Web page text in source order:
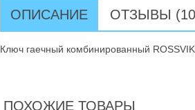
ОПИСАНИЕ ОТЗЫВЫ
Ключ гаечный комбинированный
ПОХОЖИЕ ТОВАРЫ